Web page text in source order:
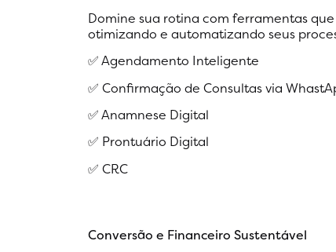
Domine sua rotina com ferramentas
otimizando e automatizando seus
✅ Agendamento Inteligente
✅ Confirmação de Consultas via
✅ Anamnese Digital
✅ Prontuário Digital
✅ CRC
Conversão e Financeiro Sustentável